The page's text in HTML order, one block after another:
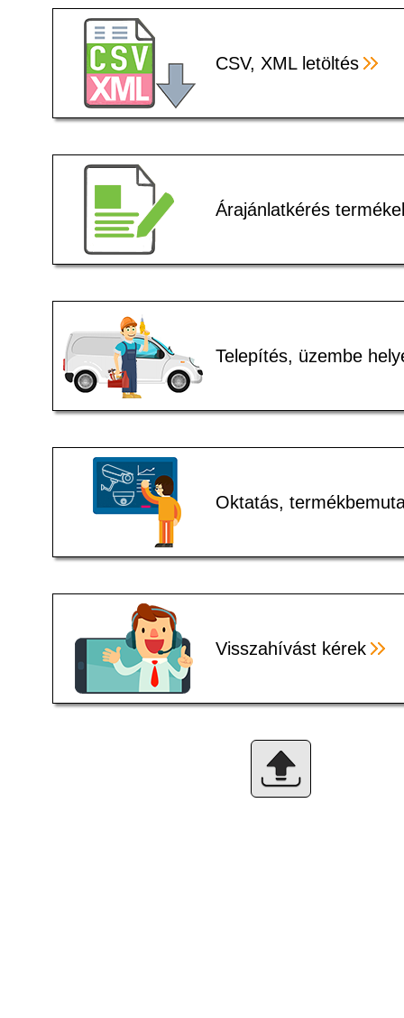
CSV, XML letöltés
Árajánlatkérés
Telepítés, üzembe
Oktatás,
Visszahívást kérek